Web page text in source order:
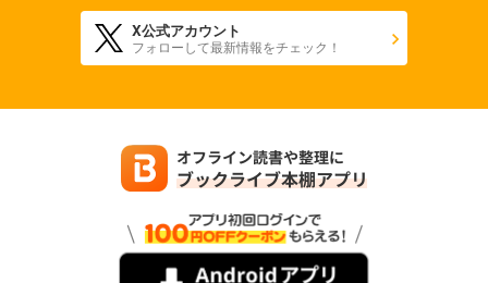
X公式アカウント
フォローして最新情報をチェック！